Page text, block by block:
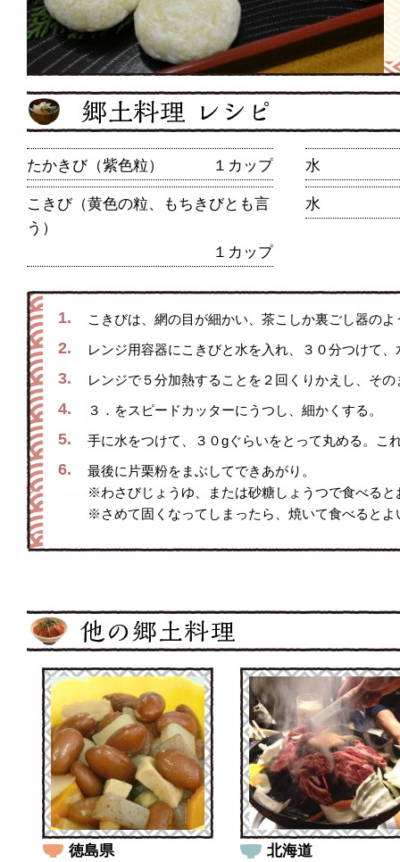
たかきび（紫色粒） １カップ 水
こきび（黄色の粒、もちきびとも言
う）
１カップ
水
1. こきびは、網の目が細かい、茶こしか裏ごし器の
2. レンジ用容器にこきびと水を入れ、３０分つけて
3. レンジで５分加熱することを２回くりかえし、そ
4. ３．をスピードカッターにうつし、細かくする。
5. 手に水をつけて、３０gぐらいをとって丸める。こ
6.
最後に片栗粉をまぶしてできあがり。
※わさびじょうゆ、または砂糖しょうつで食べると
※さめて固くなってしまったら、焼いて食べるとよ
徳島県 北海道